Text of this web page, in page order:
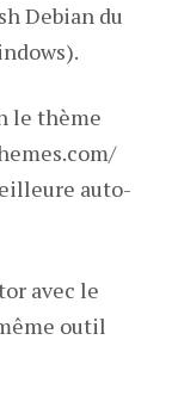
Debian du
le thème
auto-
avec le
outil